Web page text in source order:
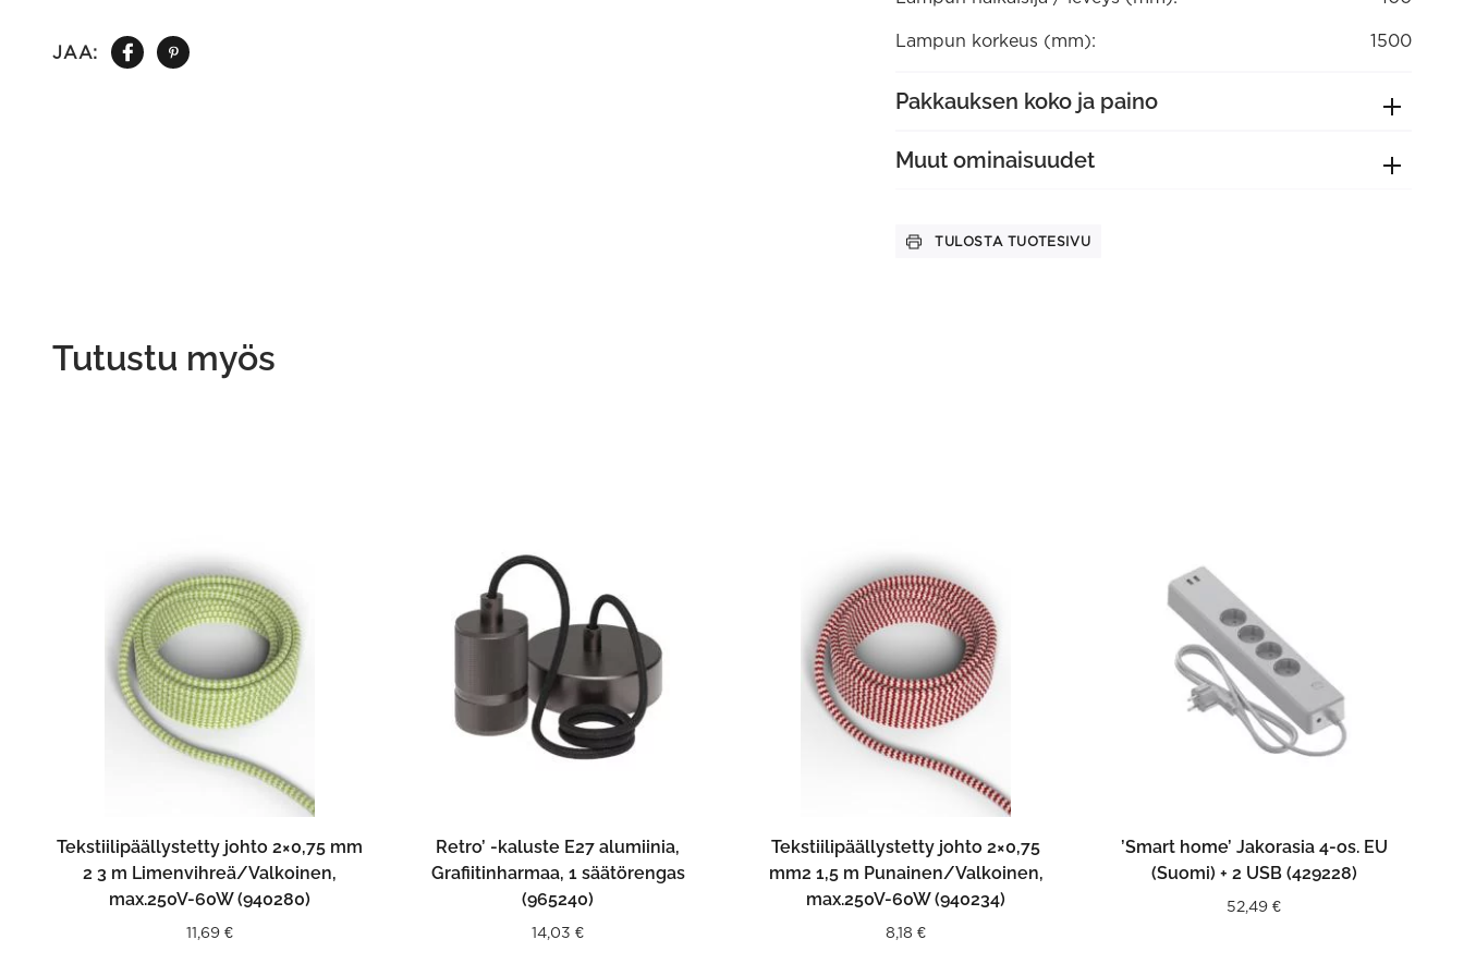
JAA:
Lampun korkeus (mm): 1500
Pakkauksen koko ja paino
Muut ominaisuudet
TULOSTA TUOTESIVU
Tutustu myös
LISÄÄ OSTOSKORIIN
Tekstiilipäällystetty johto 2×0,75 mm
2 3 m Limenvihreä/Valkoinen,
max.250V-60W (940280)
11,69€
LISÄÄ OSTOSKORIIN
Retro’ -kaluste E27 alumiinia,
Grafiitinharmaa, 1 säätörengas
(965240)
14,03€
LISÄÄ OSTOSKORIIN
Tekstiilipäällystetty johto 2×0,75
mm2 1,5 m Punainen/Valkoinen,
max.250V-60W (940234)
8,18€
LISÄÄ OSTOSKORIIN
’Smart home’ Jakorasia 4-os. EU
(Suomi) + 2 USB (429228)
52,49€